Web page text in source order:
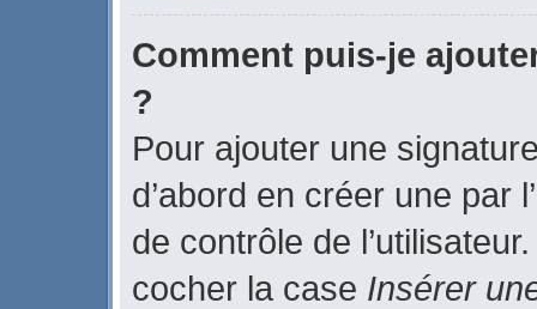
Comment puis-je
?
Pour ajouter une
d’abord en créer une par
de contrôle de
cocher la case Insérer